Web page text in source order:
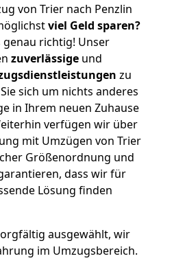
von Trier nach Penzlin
viel Geld sparen?
genau richtig! Unser
zuverlässige und
zu
sich um nichts anderes
in Ihrem neuen Zuhause
verfügen wir über
mit Umzügen von Trier
Größenordnung und
dass wir für
Lösung finden
ausgewählt, wir
im Umzugsbereich.